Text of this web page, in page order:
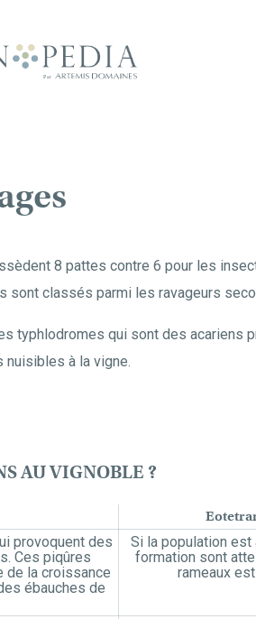
8 pattes contre 6 pour les
sont classés parmi les ravageurs
typhlodromes qui sont des acariens
nuisibles à la vigne.
AU VIGNOBLE ?
provoquent des
Ces piqûres
de la croissance
ébauches de
Si la population est
formation sont
rameaux